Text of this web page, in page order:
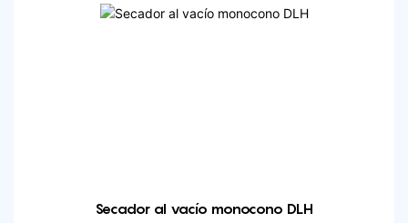
Secador al vacío monocono DLH